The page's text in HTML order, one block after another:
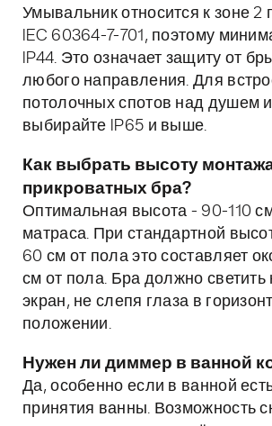
Умывальник относится к зоне 2
IEC 60364-7-701, поэтому
IP44. Это означает защиту от
любого направления. Для
потолочных спотов над душем
выбирайте IP65 и выше.
Как выбрать высоту
прикроватных бра?
Оптимальная высота - 90-110
матраса. При стандартной
60 см от пола это составляет
см от пола. Бра должно светить
экран, не слепя глаза в
положении.
Нужен ли диммер в ванной
Да, особенно если в ванной
принятия ванны. Возможность